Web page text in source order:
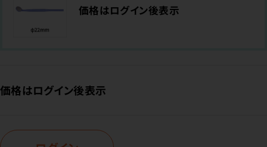
価格はログイン後表示
価格はログイン後表示